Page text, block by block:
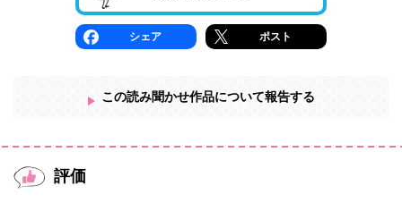
シェア ポスト
この読み聞かせ作品について報告する
評価